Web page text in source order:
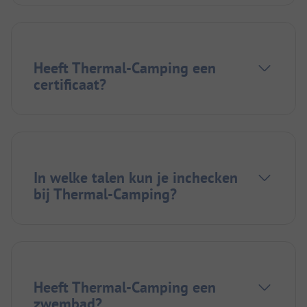
Heeft Thermal-Camping een
certificaat?
In welke talen kun je inchecken
bij Thermal-Camping?
Heeft Thermal-Camping een